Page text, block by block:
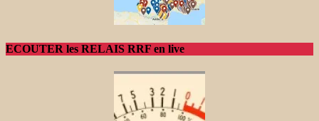
ECOUTER les RELAIS RRF en live